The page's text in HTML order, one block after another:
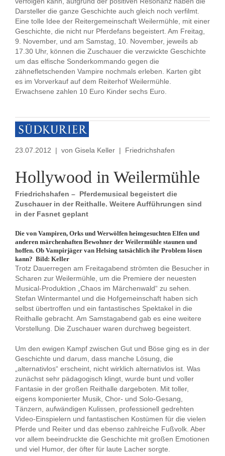
Darsteller die ganze Geschichte auch gleich noch verfilmt.
Eine tolle Idee der Reitergemeinschaft Weilermühle, mit einer
Geschichte, die nicht nur Pferdefans begeistert. Am Freitag,
9. November, und am Samstag, 10. November, jeweils ab
17.30 Uhr, können die Zuschauer die verzwickte Geschichte
um das elfische Sonderkommando gegen die
zähnefletschenden Vampire nochmals erleben. Karten gibt
es im Vorverkauf auf dem Reiterhof Weilermühle.
Erwachsene zahlen 10 Euro Kinder sechs Euro.
23.07.2012 | von Gisela Keller | Friedrichshafen
Hollywood in Weilermühle
Friedrichshafen – Pferdemusical begeistert die
Zuschauer in der Reithalle. Weitere Aufführungen sind
in der Fasnet geplant
Die von Vampiren, Orks und Werwölfen heimgesuchten Elfen und
anderen märchenhaften Bewohner der Weilermühle staunen und
hoffen. Ob Vampirjäger van Helsing tatsächlich ihr Problem lösen
kann? Bild: Keller
Trotz Dauerregen am Freitagabend strömten die Besucher in
Scharen zur Weilermühle, um die Premiere der neuesten
Musical-Produktion „Chaos im Märchenwald“ zu sehen.
Stefan Wintermantel und die Hofgemeinschaft haben sich
selbst übertroffen und ein fantastisches Spektakel in die
Reithalle gebracht. Am Samstagabend gab es eine weitere
Vorstellung. Die Zuschauer waren durchweg begeistert.
Um den ewigen Kampf zwischen Gut und Böse ging es in der
Geschichte und darum, dass manche Lösung, die
„alternativlos“ erscheint, nicht wirklich alternativlos ist. Was
zunächst sehr pädagogisch klingt, wurde bunt und voller
Fantasie in der großen Reithalle dargeboten. Mit toller,
eigens komponierter Musik, Chor- und Solo-Gesang,
Tänzern, aufwändigen Kulissen, professionell gedrehten
Video-Einspielern und fantastischen Kostümen für die vielen
Pferde und Reiter und das ebenso zahlreiche Fußvolk. Aber
vor allem beeindruckte die Geschichte mit großen Emotionen
und viel Humor, der öfter für laute Lacher sorgte.